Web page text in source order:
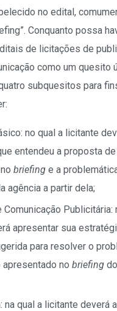
no edital,
Conquanto possa
de licitações de
como um quesito
subquesitos para
no qual a licitante
entendeu a proposta de
nobriefing e a
agência a partir dela;
Comunicação Publicitária:
apresentar sua
para resolver o
apresentado nobriefing
na qual a licitante deverá